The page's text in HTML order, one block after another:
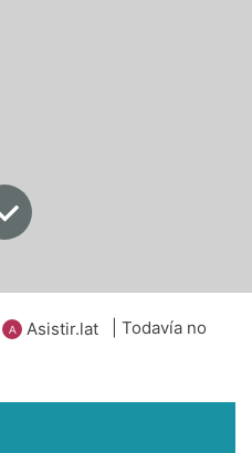
Asistir.lat
| Todavía no